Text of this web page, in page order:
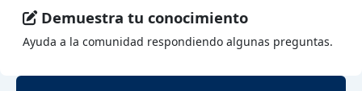
Demuestra tu conocimiento
Ayuda a la comunidad respondiendo algunas preguntas.